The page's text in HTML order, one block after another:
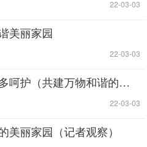
| 22-03-03
美丽家园
| 22-03-03
（共建万物和谐的美丽家园）
| 22-03-03
美丽家园（记者观察）